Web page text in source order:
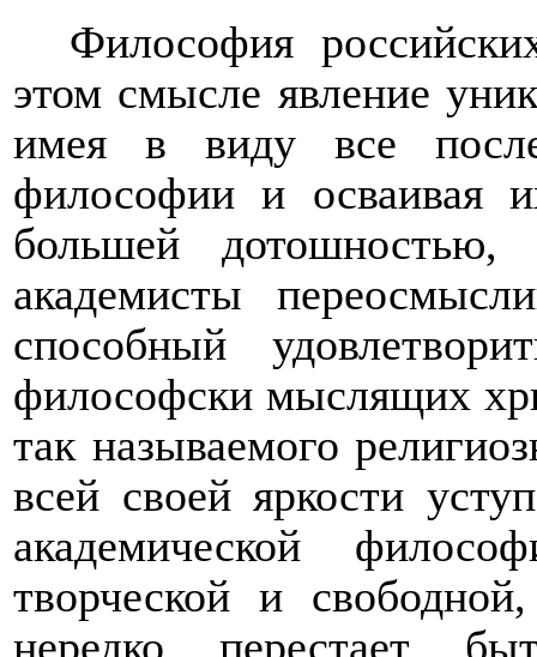
Философия
этом смысле явление
имея в виду все
философии и осваивая
большей дотошностью,
академисты
способный
философски мыслящих
так называемого
всей своей яркости
академической
творческой и
нередко перестает